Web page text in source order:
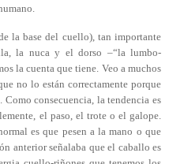
la base del cuello), tan importante
la nuca y el dorso –“la lumbo-
la cuenta que tiene. Veo a muchos
no lo están correctamente porque
consecuencia, la tendencia es
el paso, el trote o el galope.
es que pesen a la mano o que
anterior señalaba que el caballo es